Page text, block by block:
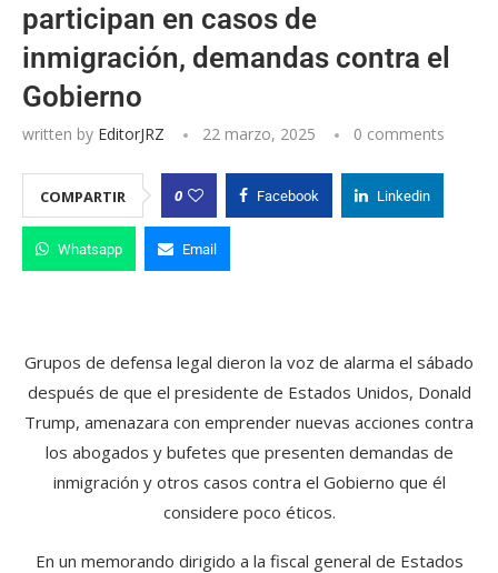
participan en casos de
inmigración, demandas contra el
Gobierno
written by EditorJRZ 22 marzo, 2025 0 comments
COMPARTIR 0 Facebook Linkedin
Whatsapp Email
Grupos de defensa legal dieron la voz de alarma el sábado
después de que el presidente de Estados Unidos, Donald
Trump, amenazara con emprender nuevas acciones contra
los abogados y bufetes que presenten demandas de
inmigración y otros casos contra el Gobierno que él
considere poco éticos.
En un memorando dirigido a la fiscal general de Estados